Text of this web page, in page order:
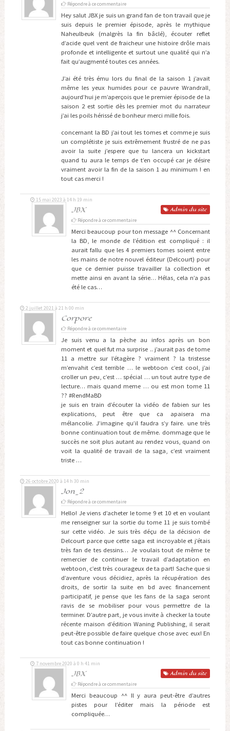
Répondre à ce commentaire
Hey salut JBX je suis un grand fan de ton travail que je
suis depuis le premier épisode, après le mythique
Naheulbeuk (malgrès la fin bâclé), écouter reflet
d’acide quel vent de fraicheur une histoire drôle mais
profonde et intelligente et surtout une qualité qui n’a
fait qu’augmenté toutes ces années.
J’ai été très ému lors du final de la saison 1 j’avait
même les yeux humides pour ce pauvre Wrandrall,
aujourd’hui je m’aperçois que le premier épisode de la
saison 2 est sortie dès les premier mot du narrateur
j’ai les poils hérissé de bonheur merci mille fois.
concernant la BD j’ai tout les tomes et comme je suis
un complétiste je suis extrêmement frustré de ne pas
avoir la suite j’espere que tu lancera un kickstart
quand tu aura le temps de t’en occupé car je désire
vraiment avoir la fin de la saison 1 au minimum ! en
tout cas merci !
JBX Admin du site
15 mai 2023 à 14 h 19 min
Répondre à ce commentaire
Merci beaucoup pour ton message ^^ Concernant
la BD, le monde de l’édition est compliqué : il
aurait fallu que les 4 premiers tomes soient entre
les mains de notre nouvel éditeur (Delcourt) pour
que ce dernier puisse travailler la collection et
mette ainsi en avant la série… Hélas, cela n’a pas
été le cas…
Corpore
2 juillet 2021 à 21 h 00 min
Répondre à ce commentaire
Je suis venu a la pèche au infos après un bon
moment et quel fut ma surprise .. j’aurait pas de tome
11 a mettre sur l’étagère ? vraiment ? la tristesse
m’envahit c’est terrible … le webtoon c’est cool, j’ai
croller un peu, c’est … spécial … un tout autre type de
lecture… mais quand meme … ou est mon tome 11
?? #RendMaBD
je suis en train d’écouter la vidéo de fabien sur les
explications, peut être que ca apaisera ma
mélancolie. J’imagine qu’il faudra s’y faire. une très
bonne continuation tout de même. dommage que le
succès ne soit plus autant au rendez vous, quand on
voit la qualité de travail de la saga, c’est vraiment
triste …
Jon_2
26 octobre 2020 à 14 h 30 min
Répondre à ce commentaire
Hello! Je viens d’acheter le tome 9 et 10 et en voulant
me renseigner sur la sortie du tome 11 je suis tombé
sur cette vidéo. Je suis très déçu de la décision de
Delcourt parce que cette saga est incroyable et j’étais
très fan de tes dessins… Je voulais tout de même te
remercier de continuer le travail d’adaptation en
webtoon, c’est très courageux de ta part! Sache que si
d’aventure vous décidiez, après la récupération des
droits, de sortir la suite en bd avec financement
participatif, je pense que les fans de la saga seront
ravis de se mobiliser pour vous permettre de la
terminer. D’autre part, je vous invite à checker la toute
récente maison d’édition Waning Publishing, il serait
peut-être possible de faire quelque chose avec eux! En
tout cas bonne continuation !
JBX Admin du site
7 novembre 2020 à 0 h 41 min
Répondre à ce commentaire
Merci beaucoup ^^ Il y aura peut-être d’autres
pistes pour l’éditer mais la période est
compliquée…